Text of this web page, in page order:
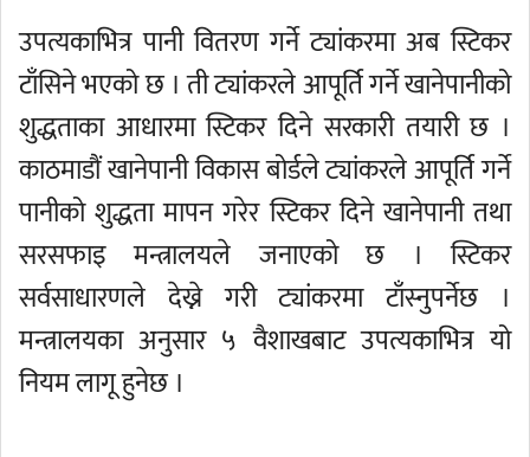
उपत्यकाभित्र पानी वितरण गर्ने ट्यांकरमा अब स्टिकर
टाँसिने भएको छ । ती ट्यांकरले आपूर्ति गर्ने खानेपानीको
शुद्धताका आधारमा स्टिकर दिने सरकारी तयारी छ ।
काठमाडौं खानेपानी विकास बोर्डले ट्यांकरले आपूर्ति गर्ने
पानीको शुद्धता मापन गरेर स्टिकर दिने खानेपानी तथा
सरसफाइ मन्त्रालयले जनाएको छ । स्टिकर
सर्वसाधारणले देख्ने गरी ट्यांकरमा टाँस्नुपर्नेछ ।
मन्त्रालयका अनुसार ५ वैशाखबाट उपत्यकाभित्र यो
नियम लागू हुनेछ ।